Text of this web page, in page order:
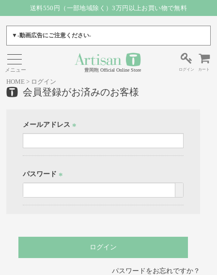
送料550円（一部地域除く）3万円以上お買い物で無料
▼-動画広告にご注意ください-
豊岡鞄 Official Online Store ログイン カート
HOME ログイン
会員登録がお済みのお客様
メールアドレス
須)
パスワード
須)
ログイン
パスワードをお忘れですか？